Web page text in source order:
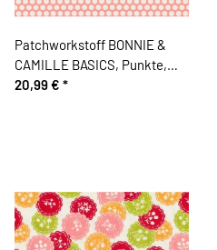
Patchworkstoff BONNIE &
CAMILLE BASICS, Punkte,
lachsrosa-wollweiß, Moda
20,99 € *